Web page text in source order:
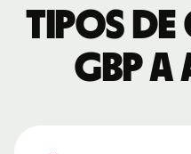
Tipos de
GBP a